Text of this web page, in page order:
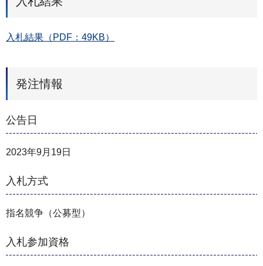
入札結果（PDF：49KB）
発注情報
公告日
2023年9月19日
入札方式
指名競争（公募型）
入札参加資格